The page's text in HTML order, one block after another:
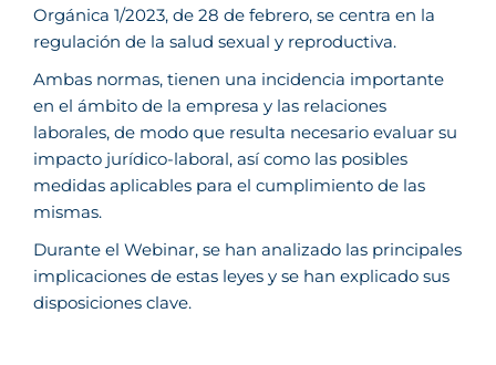
Orgánica 1/2023, de 28 de febrero, se centra en la
regulación de la salud sexual y reproductiva.
Ambas normas, tienen una incidencia importante
en el ámbito de la empresa y las relaciones
laborales, de modo que resulta necesario evaluar su
impacto jurídico-laboral, así como las posibles
medidas aplicables para el cumplimiento de las
mismas.
Durante el Webinar, se han analizado las principales
implicaciones de estas leyes y se han explicado sus
disposiciones clave.